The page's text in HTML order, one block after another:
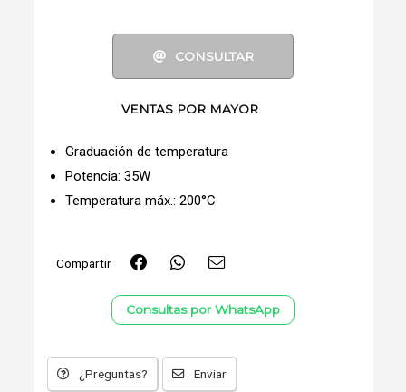
CONSULTAR
VENTAS POR MAYOR
Graduación de temperatura
Potencia: 35W
Temperatura máx.: 200°C
Compartir
Consultas por WhatsApp
¿Preguntas? Enviar